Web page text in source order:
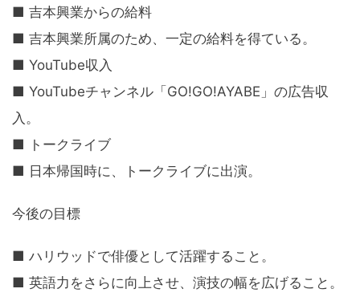
■ 吉本興業からの給料
■ 吉本興業所属のため、一定の給料を得ている。
■ YouTube収入
■ YouTubeチャンネル「GO!GO!AYABE」の広告収
入。
■ トークライブ
■ 日本帰国時に、トークライブに出演。
今後の目標
■ ハリウッドで俳優として活躍すること。
■ 英語力をさらに向上させ、演技の幅を広げること。